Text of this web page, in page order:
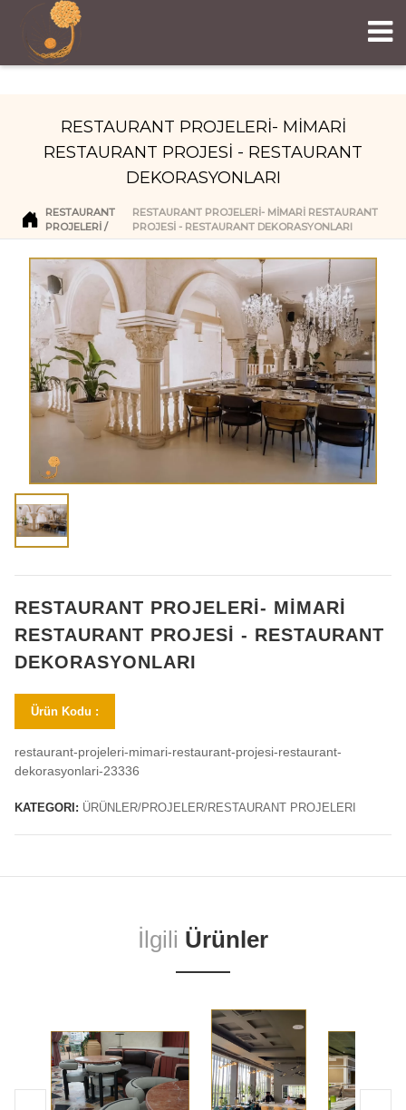
RESTAURANT PROJELERİ- MİMARİ
RESTAURANT PROJESİ - RESTAURANT
DEKORASYONLARI
RESTAURANT
PROJELERI
RESTAURANT PROJELERİ- MİMARİ RESTAURANT
PROJESİ - RESTAURANT DEKORASYONLARI
RESTAURANT PROJELERİ- MİMARİ
RESTAURANT PROJESİ - RESTAURANT
DEKORASYONLARI
Ürün Kodu :
restaurant-projeleri-mimari-restaurant-projesi-restaurant-
dekorasyonlari-23336
KATEGORI: ÜRÜNLER/PROJELER/RESTAURANT PROJELERI
İlgili Ürünler